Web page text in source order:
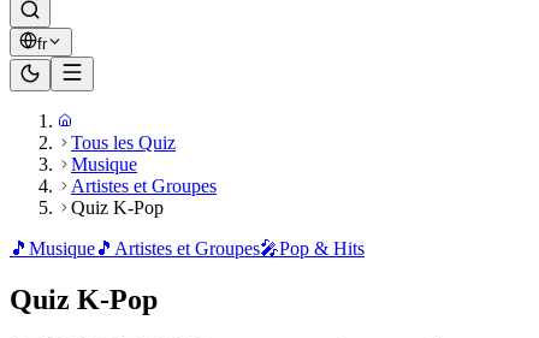
fr
Tous les Quiz
Musique
Artistes et Groupes
Quiz K-Pop
🎵 Musique🎵 Artistes et Groupes🎤Pop & Hits
Quiz K-Pop